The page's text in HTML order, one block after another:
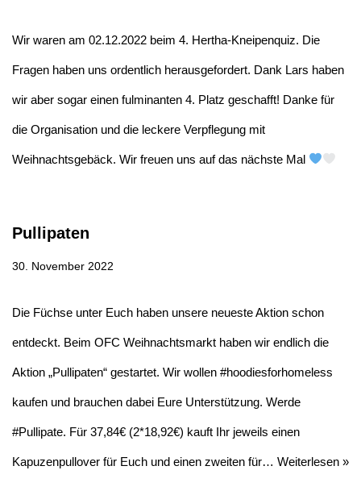
Wir waren am 02.12.2022 beim 4. Hertha-Kneipenquiz. Die
Fragen haben uns ordentlich herausgefordert. Dank Lars haben
wir aber sogar einen fulminanten 4. Platz geschafft! Danke für
die Organisation und die leckere Verpflegung mit
Weihnachtsgebäck. Wir freuen uns auf das nächste Mal
Pullipaten
30. November 2022
Die Füchse unter Euch haben unsere neueste Aktion schon
entdeckt. Beim OFC Weihnachtsmarkt haben wir endlich die
Aktion „Pullipaten“ gestartet. Wir wollen #hoodiesforhomeless
kaufen und brauchen dabei Eure Unterstützung. Werde
#Pullipate. Für 37,84€ (2*18,92€) kauft Ihr jeweils einen
Kapuzenpullover für Euch und einen zweiten für… Weiterlesen »